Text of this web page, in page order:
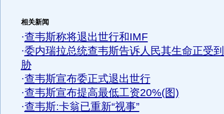
相关新闻
·查韦斯称将退出世行和IMF
·委内瑞拉总统查韦斯告诉人民其生命正受
胁
·查韦斯宣布委正式退出世行
·查韦斯宣布提高最低工资20%(图)
·查韦斯:卡翁已重新“视事”